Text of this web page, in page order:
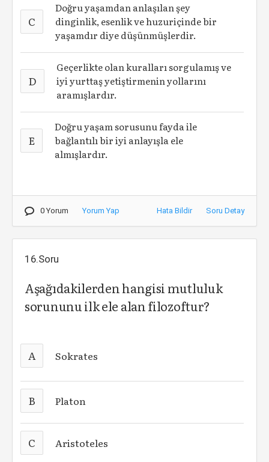
C
Doğru yaşamdan anlaşılan şey
dinginlik, esenlik ve huzuriçinde bir
yaşamdır diye düşünmüşlerdir.
D
Geçerlikte olan kuralları sorgulamış ve
iyi yurttaş yetiştirmenin yollarını
aramışlardır.
E
Doğru yaşam sorusunu fayda ile
bağlantılı bir iyi anlayışla ele
almışlardır.
0 Yorum Yorum Yap Hata Bildir Soru Detay
16.Soru
Aşağıdakilerden hangisi mutluluk
sorununu ilk ele alan filozoftur?
A Sokrates
B Platon
C Aristoteles